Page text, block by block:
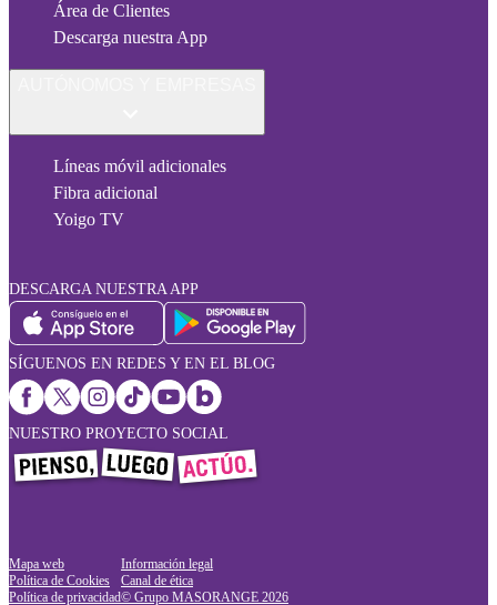
Área de Clientes
Descarga nuestra App
Líneas móvil adicionales
Fibra adicional
Yoigo TV
DESCARGA NUESTRA APP
SÍGUENOS EN REDES Y EN EL BLOG
NUESTRO PROYECTO SOCIAL
Mapa web
Política de Cookies
Política de privacidad
Información legal
Canal de ética
© Grupo MASORANGE 2026